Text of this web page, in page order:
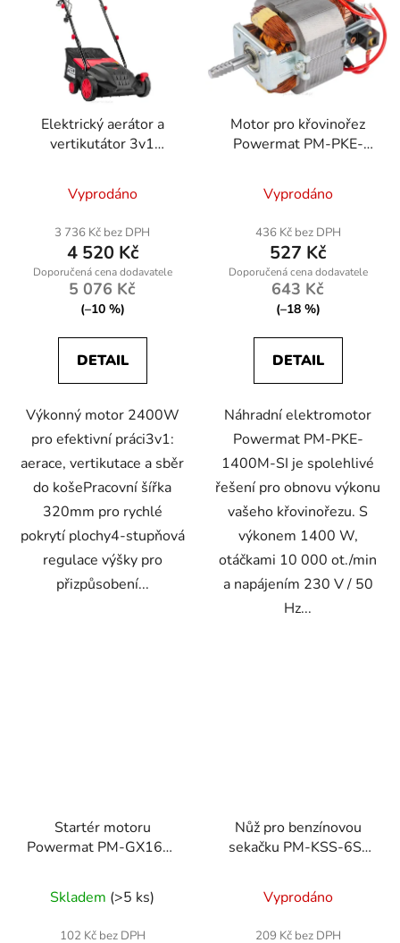
Elektrický aerátor a
vertikutátor 3v1
RTAEW0016
Vyprodáno
3 736 Kč bez DPH
4 520 Kč
5 076 Kč
(–10 %)
DETAIL
Výkonný motor 2400W
pro efektivní práci3v1:
aerace, vertikutace a sběr
do košePracovní šířka
320mm pro rychlé
pokrytí plochy4-stupňová
regulace výšky pro
přizpůsobení...
Motor pro křovinořez
Powermat PM-PKE-
Vyprodáno
436 Kč bez DPH
527 Kč
643 Kč
(–18 %)
DETAIL
Náhradní elektromotor
Powermat PM-PKE-
1400M-SI je spolehlivé
řešení pro obnovu výkonu
vašeho křovinořezu. S
výkonem 1400 W,
otáčkami 10 000 ot./min
a napájením 230 V / 50
Hz...
Startér motoru
Powermat PM-GX160-
Skladem (>5 ks)
102 Kč bez DPH
Nůž pro benzínovou
sekačku PM-KSS-6S-
Vyprodáno
209 Kč bez DPH